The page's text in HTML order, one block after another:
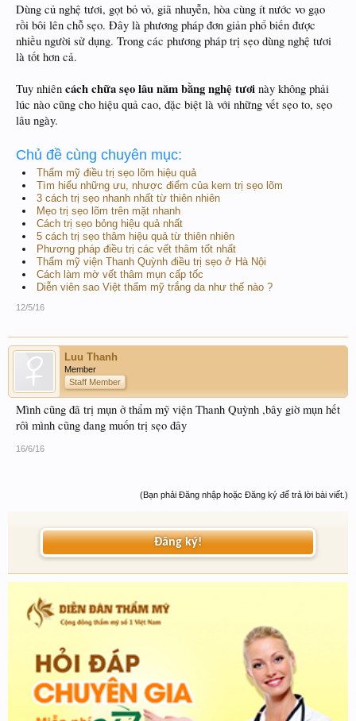
Dùng củ nghệ tươi, gọt bỏ vỏ, giã nhuyễn, hòa cùng ít nước vo gạo
rồi bôi lên chỗ sẹo. Đây là phương pháp đơn giản phổ biến được
nhiều người sử dụng. Trong các phương pháp trị sẹo dùng nghệ tươi
là tốt hơn cả.
Tuy nhiên cách chữa sẹo lâu năm bằng nghệ tươi này không phải
lúc nào cũng cho hiệu quả cao, đặc biệt là với những vết sẹo to, sẹo
lâu ngày.
Chủ đề cùng chuyên mục:
Thẩm mỹ điều trị sẹo lõm hiệu quả
Tìm hiểu những ưu, nhược điểm của kem trị sẹo lõm
3 cách trị sẹo nhanh nhất từ thiên nhiên
Mẹo trị sẹo lõm trên mặt nhanh
Cách trị sẹo bỏng hiệu quả nhất
5 cách trị sẹo thâm hiệu quả từ thiên nhiên
Phương pháp điều trị các vết thâm tốt nhất
Thẩm mỹ viện Thanh Quỳnh điều trị sẹo ở Hà Nội
Cách làm mờ vết thâm mụn cấp tốc
Diễn viên sao Việt thẩm mỹ trắng da như thế nào ?
12/5/16
Luu Thanh
Member
Staff Member
Mình cũng đã trị mụn ở thẩm mỹ viện Thanh Quỳnh ,bây giờ mụn hết
rôì mình cũng đang muốn trị sẹo đây
16/6/16
(Bạn phải Đăng nhập hoặc Đăng ký để trả lời bài viết.)
Đăng ký!